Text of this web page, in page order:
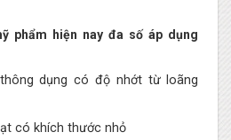
phẩm hiện nay đa số áp dụng
dụng có độ nhớt từ loãng
có khích thước nhỏ